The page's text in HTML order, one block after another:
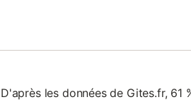
D'après les données de Gites.fr, 61